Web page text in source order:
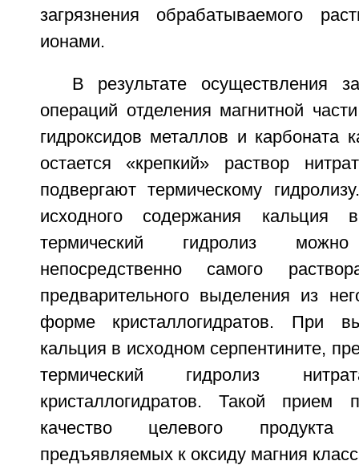
загрязнения обрабатываемого
ионами.
В результате осуществления
операций отделения магнитной
гидроксидов металлов и карбоната
остается «крепкий» раствор
подвергают термическому
исходного содержания кальция
термический гидролиз
непосредственно самого
предварительного выделения из
форме кристаллогидратов. При
кальция в исходном серпентините,
термический гидролиз
кристаллогидратов. Такой прием
качество целевого
предъявляемых к оксиду магния